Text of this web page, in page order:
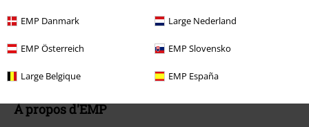
EMP Danmark Large Nederland
EMP Österreich EMP Slovensko
Large Belgique EMP España
Bons d'achat Large
EMP Backstage Club
À propos d'EMP